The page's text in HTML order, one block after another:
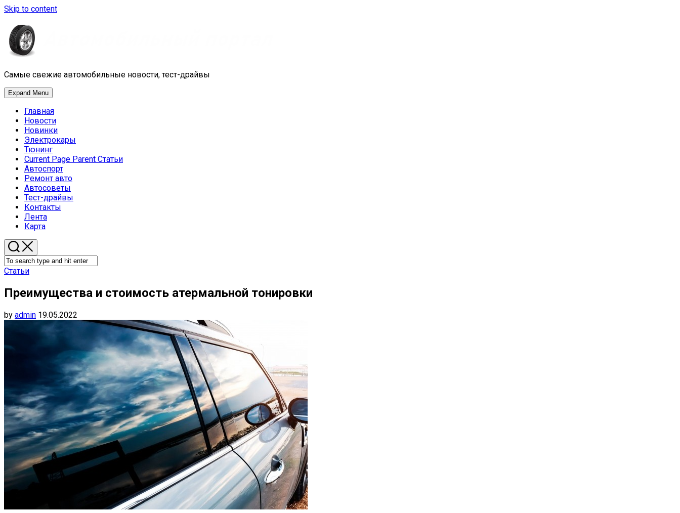
Skip to content
Самые свежие автомобильные новости, тест-драйвы
Expand Menu
Главная
Новости
Новинки
Электрокары
Тюнинг
Current Page Parent Статьи
Автоспорт
Ремонт авто
Автосоветы
Тест-драйвы
Контакты
Лента
Карта
Статьи
Преимущества и стоимость атермальной тонировки
by admin 19.05.2022